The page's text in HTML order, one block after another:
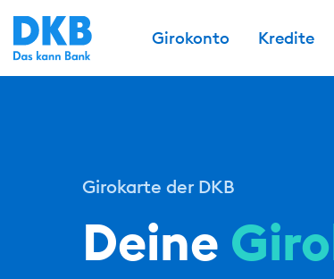
Girokonto Kredite
Girokarte der DKB
Deine